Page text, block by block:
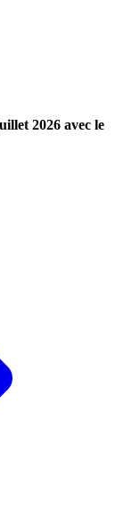
2026 avec le